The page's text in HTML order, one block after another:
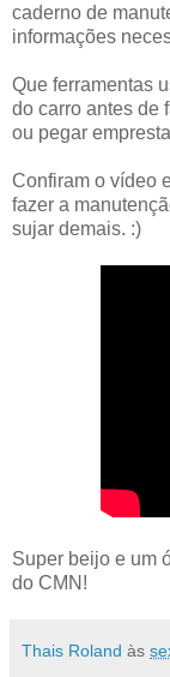
caderno de
informações
Que ferramentas
do carro antes de
ou pegar
Confiram o vídeo
fazer a
sujar demais. :)
Super beijo e um
do CMN!
Thais Roland às